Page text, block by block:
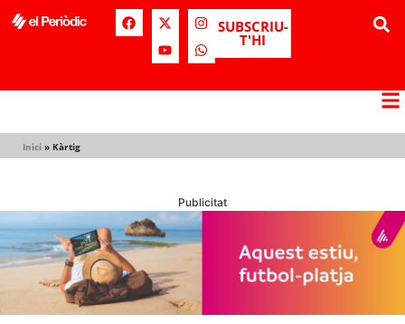
SUBSCRIU-
T'HI
Inici » Kàrtig
Publicitat